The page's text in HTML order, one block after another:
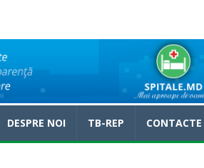
DESPRE NOI TB-REP CONTACTE